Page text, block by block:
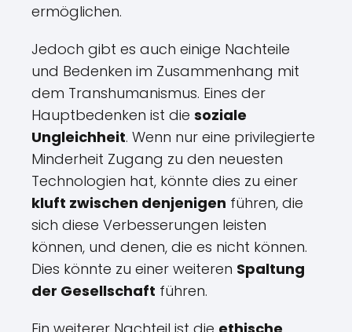
ermöglichen.
Jedoch gibt es auch einige Nachteile
und Bedenken im Zusammenhang mit
dem Transhumanismus. Eines der
Hauptbedenken ist die soziale
Ungleichheit. Wenn nur eine privilegierte
Minderheit Zugang zu den neuesten
Technologien hat, könnte dies zu einer
kluft zwischen denjenigen führen, die
sich diese Verbesserungen leisten
können, und denen, die es nicht können.
Dies könnte zu einer weiteren Spaltung
der Gesellschaft führen.